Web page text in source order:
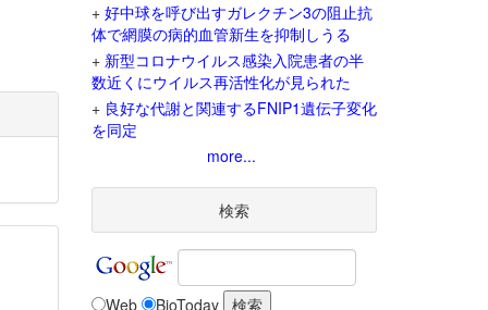
+ 好中球を呼び出すガレクチン3の阻止抗
体で網膜の病的血管新生を抑制しうる
+ 新型コロナウイルス感染入院患者の半
数近くにウイルス再活性化が見られた
+ 良好な代謝と関連するFNIP1遺伝子変化
を同定
more...
検索
Web BioToday